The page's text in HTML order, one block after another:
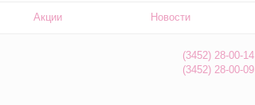
Акции Новости
(3452) 28-00-14
(3452) 28-00-09